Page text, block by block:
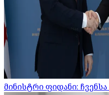
მინისტრი ფიდანი: